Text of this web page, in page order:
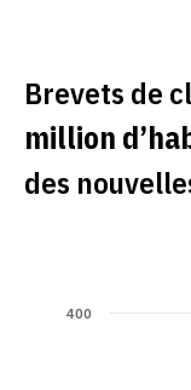
Brevets de
million
des
400